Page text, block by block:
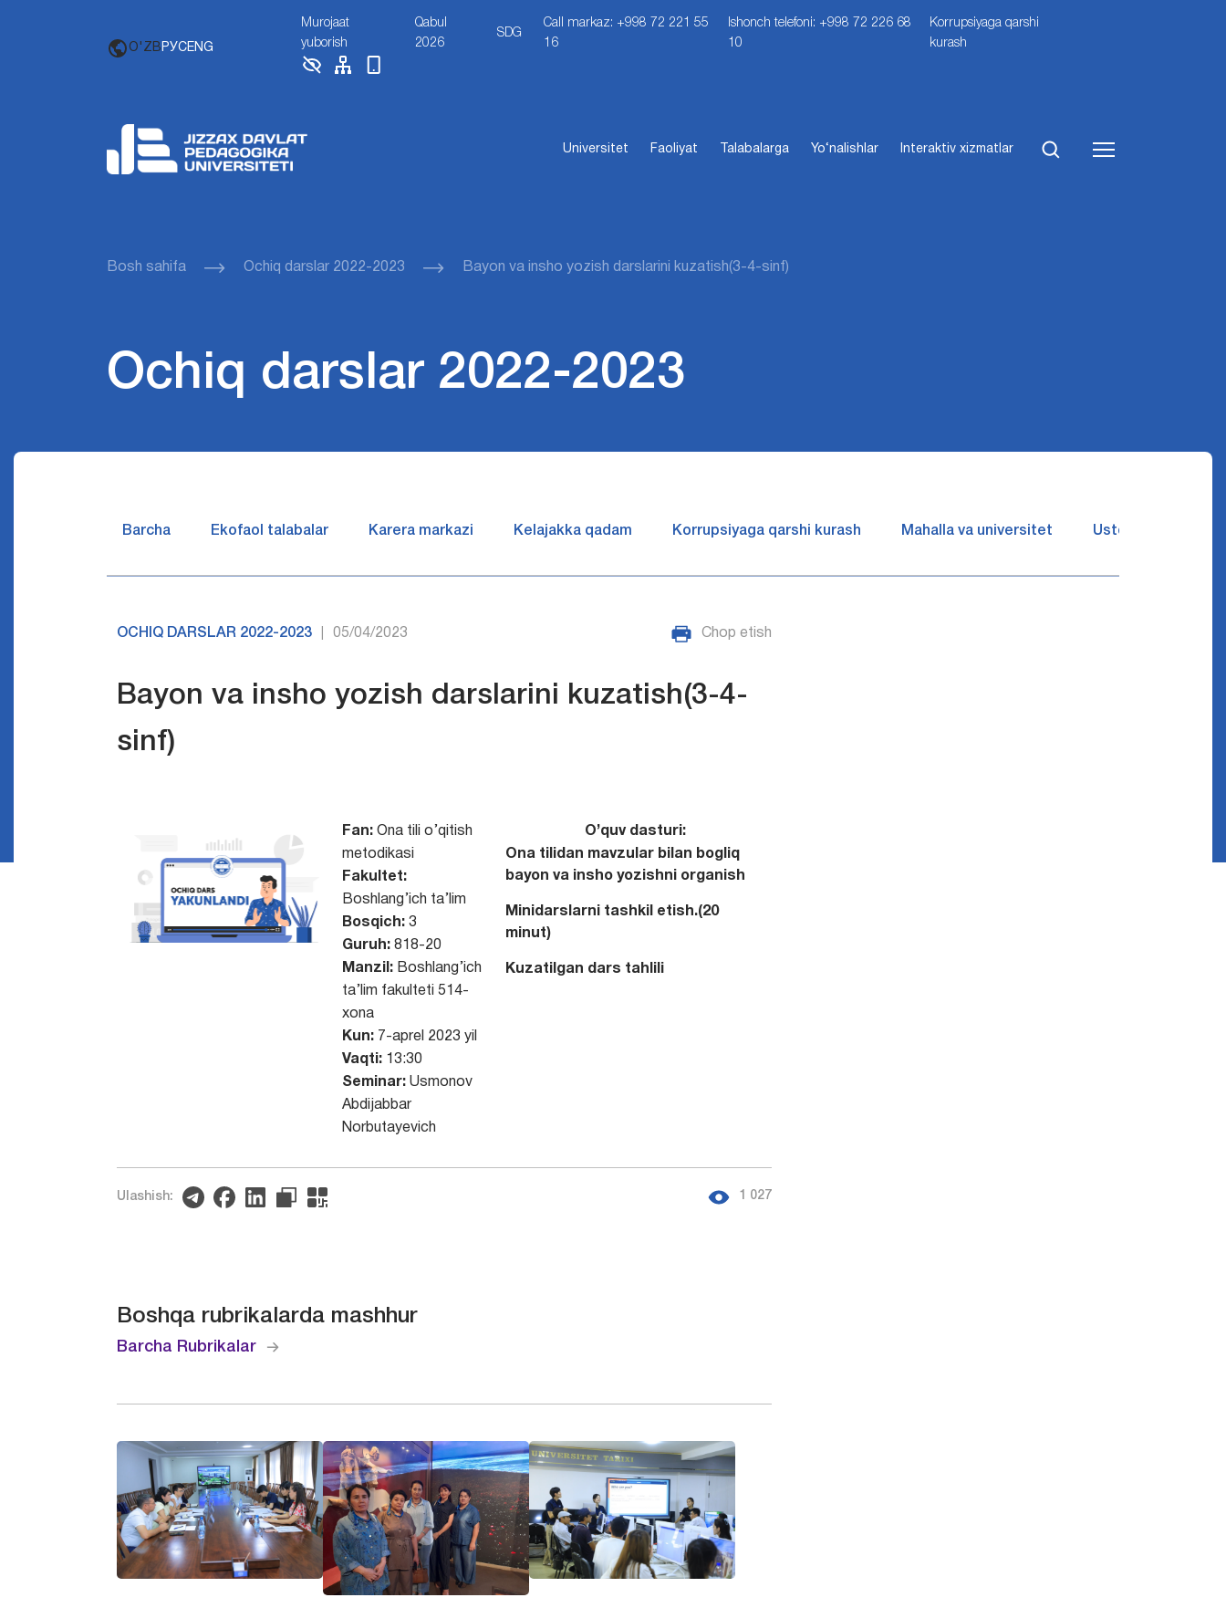
O'ZB РУСENG
Murojaat
yuborish
Qabul
2026
SDG
Call markaz: +998 72 221 55
16
Ishonch telefoni: +998 72 226 68
10
Korrupsiyaga qarshi
kurash
Universitet Faoliyat Talabalarga Yo‘nalishlar Interaktiv xizmatlar
Bosh sahifa Ochiq darslar 2022-2023 Bayon va insho yozish darslarini kuzatish(3-4-sinf)
Ochiq darslar 2022-2023
Barcha Ekofaol talabalar Karera markazi Kelajakka qadam Korrupsiyaga qarshi kurash Mahalla va universitet Ustozlar suhbatin
OCHIQ DARSLAR 2022-2023 05/04/2023 Chop etish
Bayon va insho yozish darslarini kuzatish(3-4-
sinf)
Fan: Ona tili o’qitish
metodikasi
Fakultet:
Boshlang’ich ta’lim
Bosqich:3
Guruh:818-20
Manzil:Boshlang’ich
ta’lim fakulteti 514-
xona
Kun: 7-aprel 2023 yil
Vaqti:13:30
Seminar:Usmonov
Abdijabbar
Norbutayevich
O’quv dasturi:
Ona tilidan mavzular bilan bogliq
bayon va insho yozishni organish
Minidarslarni tashkil etish.(20
minut)
Kuzatilgan dars tahlili
Ulashish: 1 027
Boshqa rubrikalarda mashhur
Barcha Rubrikalar